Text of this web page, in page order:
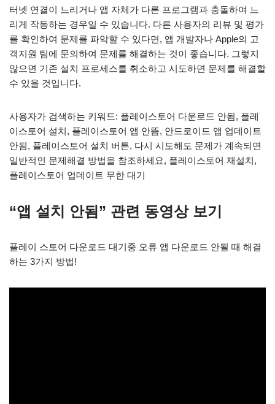
터넷 연결이 느리거나 앱 자체가 다른 프로그램과 충돌하여 느
리게 작동하는 경우일 수 있습니다. 다른 사용자의 리뷰 및 평가
를 확인하여 문제를 파악할 수 있다면, 앱 개발자나 Apple의 고
객지원 팀에 문의하여 문제를 해결하는 것이 좋습니다. 그렇지
않으면 기존 설치 프로세스를 취소하고 시도하면 문제를 해결할
수 있을 것입니다.
사용자가 검색하는 키워드: 플레이스토어 다운로드 안됨, 플레
이스토어 설치, 플레이스토어 앱 안뜸, 안드로이드 앱 업데이트
안됨, 플레이스토어 설치 버튼, 다시 시도해도 문제가 계속되면
일반적인 문제해결 방법을 참조하세요, 플레이스토어 재설치,
플레이스토어 업데이트 무한 대기
“앱 설치 안됨” 관련 동영상 보기
플레이 스토어 다운로드 대기중 오류 앱 다운로드 안될 때 해결
하는 3가지 방법!